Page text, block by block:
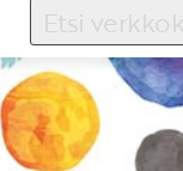
Salasana